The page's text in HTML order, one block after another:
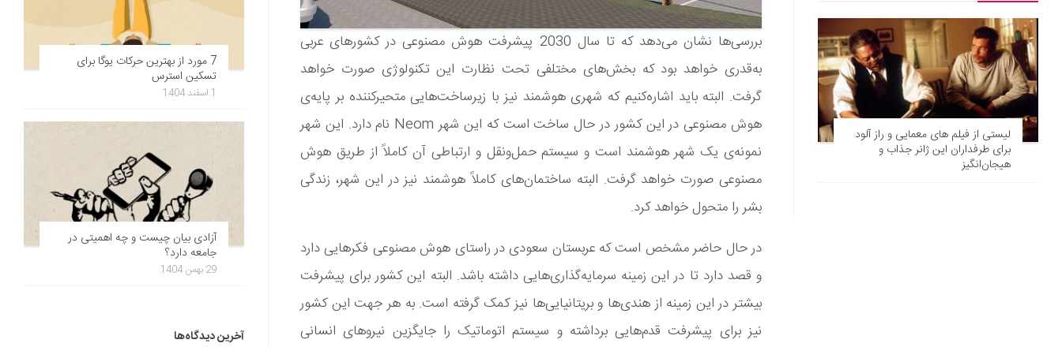
بررسی‌ها نشان می‌دهد که تا سال 2030 پیشرفت هوش مصنوعی در کشورهای عربی
به‌قدری خواهد بود که بخش‌های مختلفی تحت نظارت این تکنولوژی صورت خواهد
گرفت. البته باید اشاره‌کنیم که شهری هوشمند نیز با زیرساخت‌هایی متحیرکننده بر پایه‌ی
هوش مصنوعی در این کشور در حال ساخت است که این شهر Neom نام دارد. این شهر
نمونه‌ی یک شهر هوشمند است و سیستم حمل‌ونقل و ارتباطی آن کاملاً از طریق هوش
مصنوعی صورت خواهد گرفت. البته ساختمان‌های کاملاً هوشمند نیز در این شهر، زندگی
بشر را متحول خواهد کرد.
در حال حاضر مشخص است که عربستان سعودی در راستای هوش مصنوعی فکرهایی دارد
و قصد دارد تا در این زمینه سرمایه‌گذاری‌هایی داشته باشد. البته این کشور برای پیشرفت
بیشتر در این زمینه از هندی‌ها و بریتانیایی‌ها نیز کمک گرفته است. به هر جهت این کشور
نیز برای پیشرفت قدم‌هایی برداشته و سیستم اتوماتیک را جایگزین نیروهای انسانی
لیستی از فیلم های معمایی و راز آلود
برای طرفداران این ژانر جذاب و
هیجان‌انگیز
7 مورد از بهترین حرکات یوگا برای
تسکین استرس
1 اسفند 1404
آزادی بیان چیست و چه اهمیتی در
جامعه دارد؟
29 بهمن 1404
آخرین دیدگاه‌ها